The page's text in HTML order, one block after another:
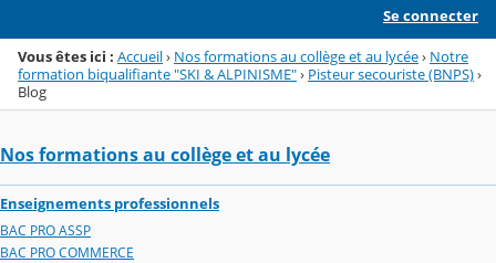
Se connecter
Vous êtes ici : Accueil› Nos formations au collège et au lycée› Notre
formation biqualifiante "SKI & ALPINISME"› Pisteur secouriste (BNPS)›
Blog
Nos formations au collège et au lycée
Enseignements professionnels
BAC PRO ASSP
BAC PRO COMMERCE